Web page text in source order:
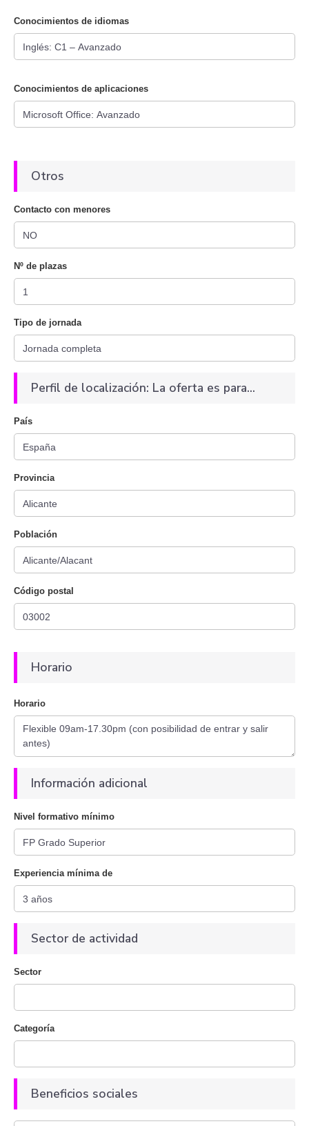
Conocimientos de idiomas
Conocimientos de aplicaciones
Otros
Contacto con menores
Nº de plazas
Tipo de jornada
Perfil de localización: La oferta es para...
País
Provincia
Población
Código postal
Horario
Horario
Información adicional
Nivel formativo mínimo
Experiencia mínima de
Sector de actividad
Sector
Categoría
Beneficios sociales